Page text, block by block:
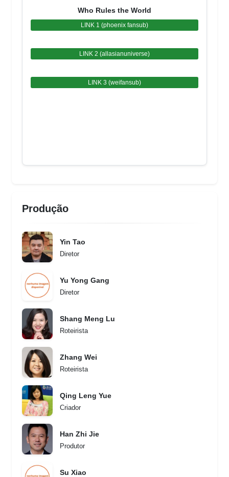
Who Rules the World
LINK 1 (phoenix fansub)
LINK 2 (allasianuniverse)
LINK 3 (weifansub)
Produção
Yin Tao
Diretor
Yu Yong Gang
Diretor
Shang Meng Lu
Roteirista
Zhang Wei
Roteirista
Qing Leng Yue
Criador
Han Zhi Jie
Produtor
Su Xiao